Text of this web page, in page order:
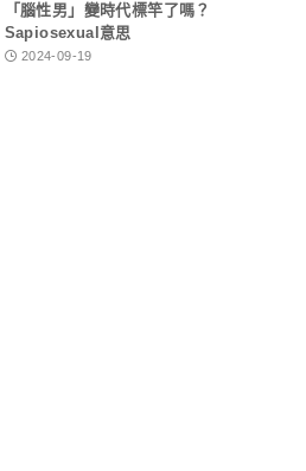
「腦性男」變時代標竿了嗎？
Sapiosexual意思
2024-09-19